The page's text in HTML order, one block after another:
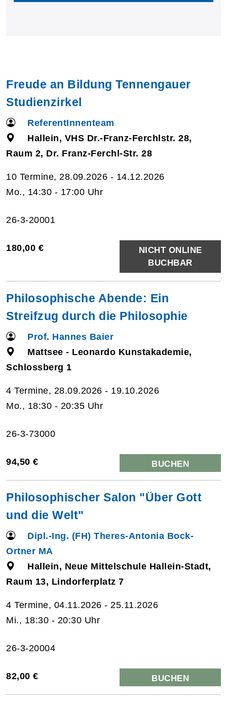
Freude an Bildung Tennengauer
Studienzirkel
ReferentInnenteam
Hallein, VHS Dr.-Franz-Ferchlstr. 28,
Raum 2, Dr. Franz-Ferchl-Str. 28
10 Termine, 28.09.2026 - 14.12.2026
Mo., 14:30 - 17:00 Uhr
26-3-20001
180,00 €
NICHT ONLINE
BUCHBAR
Philosophische Abende: Ein
Streifzug durch die Philosophie
Prof. Hannes Baier
Mattsee - Leonardo Kunstakademie,
Schlossberg 1
4 Termine, 28.09.2026 - 19.10.2026
Mo., 18:30 - 20:35 Uhr
26-3-73000
94,50 € BUCHEN
Philosophischer Salon "Über Gott
und die Welt"
Dipl.-Ing. (FH) Theres-Antonia Bock-
Ortner MA
Hallein, Neue Mittelschule Hallein-Stadt,
Raum 13, Lindorferplatz 7
4 Termine, 04.11.2026 - 25.11.2026
Mi., 18:30 - 20:30 Uhr
26-3-20004
82,00 € BUCHEN